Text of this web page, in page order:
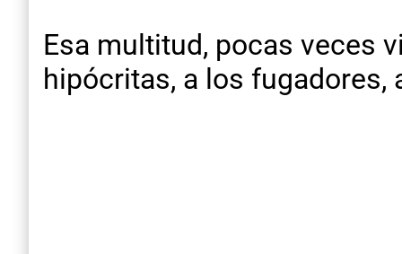
Esa multitud, pocas veces
hipócritas, a los fugadores,